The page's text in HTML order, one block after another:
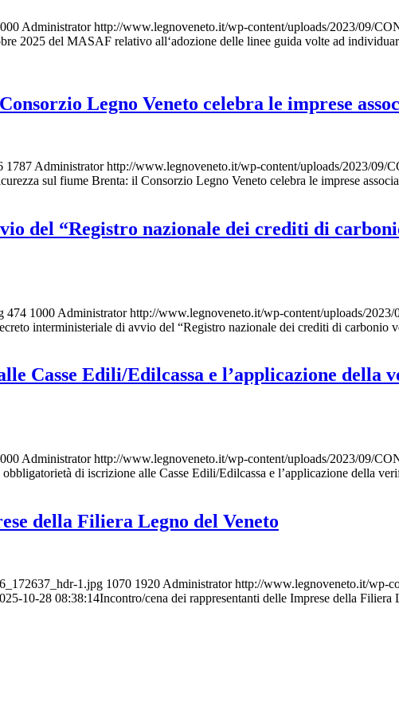
Administrator http://www.legnoveneto.it/wp-content/uploads/2023/09/
2025 del MASAF relativo all‘adozione delle linee guida volte ad
Legno Veneto celebra le imprese
1787 Administrator http://www.legnoveneto.it/wp-content/uploads/2023/
sul fiume Brenta: il Consorzio Legno Veneto celebra le imprese
del “Registro nazionale dei crediti di
474 1000 Administrator http://www.legnoveneto.it/wp-content/uploads/
interministeriale di avvio del “Registro nazionale dei crediti di carbonio
Casse Edili/Edilcassa e l’applicazione della
Administrator http://www.legnoveneto.it/wp-content/uploads/2023/09/
di iscrizione alle Casse Edili/Edilcassa e l’applicazione della
della Filiera Legno del Veneto
1.jpg 1070 1920 Administrator http://www.legnoveneto.it/wp-
10-28 08:38:14Incontro/cena dei rappresentanti delle Imprese della Filiera